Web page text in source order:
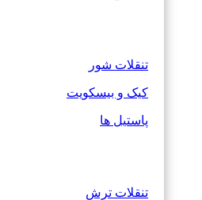
تنقلات شور
کیک و بیسکویت
پاستیل ها
تنقلات ترش